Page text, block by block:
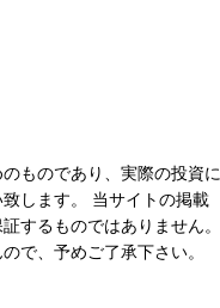
ものであり、実際の投資に
します。 当サイトの掲載
するものではありません。
で、予めご了承下さい。